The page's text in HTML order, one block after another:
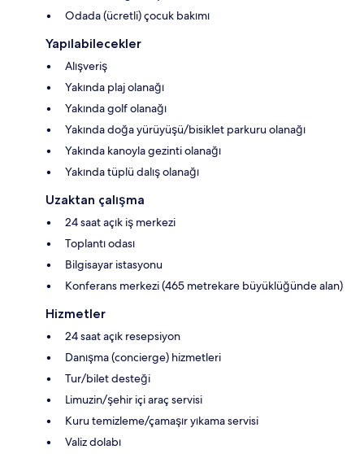
Odada (ücretli) çocuk bakımı
Yapılabilecekler
Alışveriş
Yakında plaj olanağı
Yakında golf olanağı
Yakında doğa yürüyüşü/bisiklet parkuru olanağı
Yakında kanoyla gezinti olanağı
Yakında tüplü dalış olanağı
Uzaktan çalışma
24 saat açık iş merkezi
Toplantı odası
Bilgisayar istasyonu
Konferans merkezi (465 metrekare büyüklüğünde alan)
Hizmetler
24 saat açık resepsiyon
Danışma (concierge) hizmetleri
Tur/bilet desteği
Limuzin/şehir içi araç servisi
Kuru temizleme/çamaşır yıkama servisi
Valiz dolabı